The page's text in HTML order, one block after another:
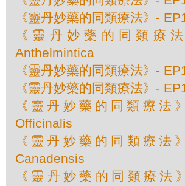
《靈丹妙藥的同類療法》-
《靈丹妙藥的同類療
Anthelmintica
《靈丹妙藥的同類療法》-
《靈丹妙藥的同類療法》-
《靈丹妙藥的同類療法
Officinalis
《靈丹妙藥的同類療法
Canadensis
《靈丹妙藥的同類療法